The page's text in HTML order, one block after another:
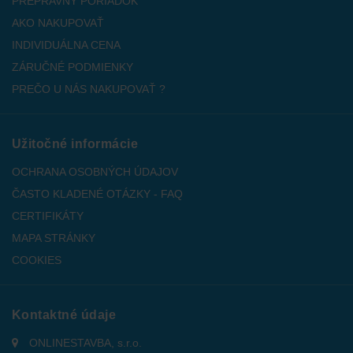
AKO NAKUPOVAŤ
INDIVIDUÁLNA CENA
ZÁRUČNÉ PODMIENKY
PREČO U NÁS NAKUPOVAŤ ?
Užitočné informácie
OCHRANA OSOBNÝCH ÚDAJOV
ČASTO KLADENÉ OTÁZKY - FAQ
CERTIFIKÁTY
MAPA STRÁNKY
COOKIES
Kontaktné údaje
ONLINESTAVBA, s.r.o.